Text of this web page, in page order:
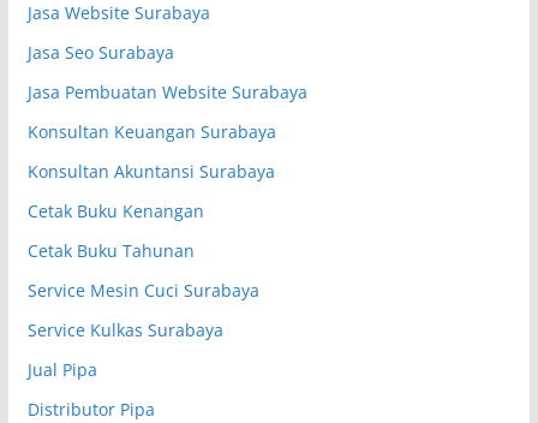
Jasa Website Surabaya
Jasa Seo Surabaya
Jasa Pembuatan Website Surabaya
Konsultan Keuangan Surabaya
Konsultan Akuntansi Surabaya
Cetak Buku Kenangan
Cetak Buku Tahunan
Service Mesin Cuci Surabaya
Service Kulkas Surabaya
Jual Pipa
Distributor Pipa